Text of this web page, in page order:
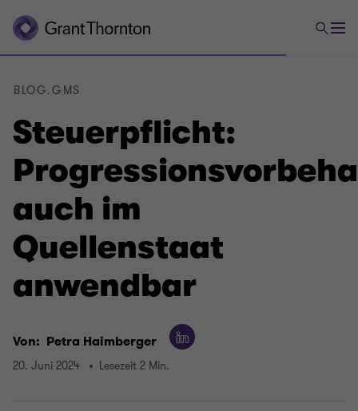
Steuerpflicht:
auch im
Quellenstaat
anwendbar
BLOG.GMS
Von: Petra Haimberger
20. Juni 2024 Lesezeit 2 Min.